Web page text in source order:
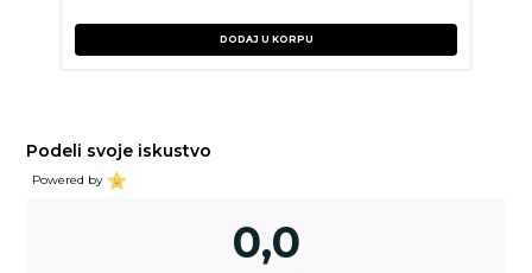
DODAJ U KORPU
Podeli svoje iskustvo
Powered by
0,0